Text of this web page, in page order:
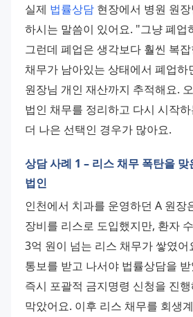
실제 법률상담 현장에서 병원 원
하시는 말씀이 있어요. "그냥 폐업
그런데 폐업은 생각보다 훨씬 복
채무가 남아있는 상태에서 폐업하
원장님 개인 재산까지 추적해요.
법인 채무를 정리하고 다시 시작
더 나은 선택인 경우가 많아요.
상담 사례 1 – 리스 채무 폭탄을
법인
인천에서 치과를 운영하던 A 원장
장비를 리스로 도입했지만, 환자
3억 원이 넘는 리스 채무가 쌓였어
통보를 받고 나서야 법률상담을
즉시 포괄적 금지명령 신청을 진
막았어요. 이후 리스 채무를 회생